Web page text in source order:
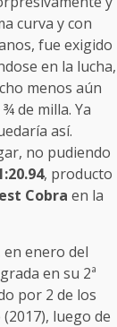
curva y con
fue exigido
en la lucha,
menos aún
de milla. Ya
así.
no pudiendo
, producto
Cobra en la
en enero del
en su 2ª
por 2 de los
luego de